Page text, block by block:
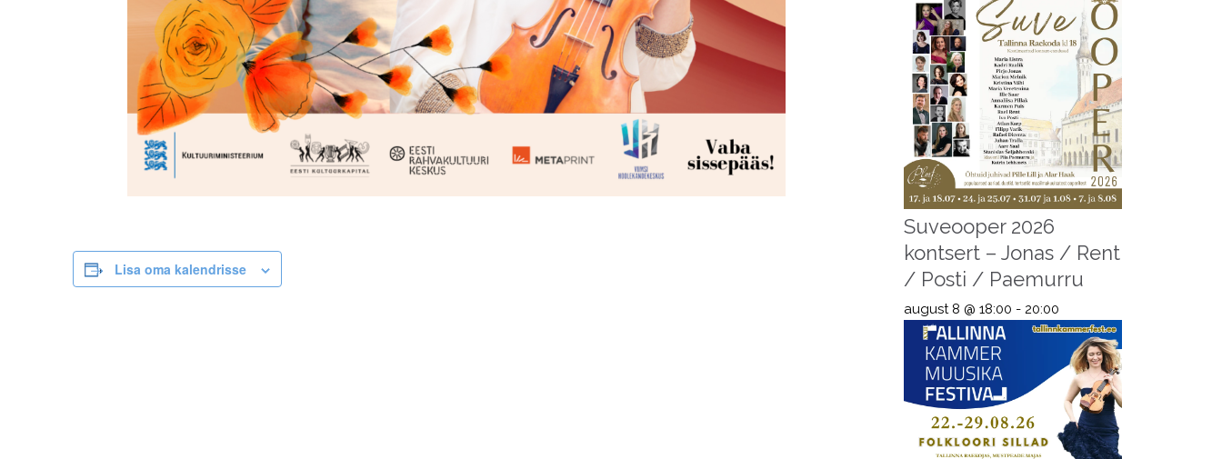
Lisa oma kalendrisse
Suveooper 2026
kontsert – Jonas / Rent
/ Posti / Paemurru
august 8 @ 18:00 - 20:00